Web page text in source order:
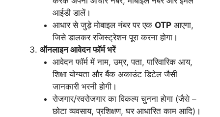
आईडी डालें।
आधार से जुड़े मोबाइल नंबर पर एक OTPआएगा,
जिसे डालकर रजिस्ट्रेशन पूरा करना होगा।
ऑनलाइन आवेदन फॉर्म भरें
आवेदन फॉर्म में नाम, उम्र, पता, पारिवारिक आय,
शिक्षा योग्यता और बैंक अकाउंट डिटेल जैसी
जानकारी भरनी होगी।
रोजगार/स्वरोजगार का विकल्प चुनना होगा (जैसे –
छोटा व्यवसाय, प्रशिक्षण, घर आधारित काम आदि)।